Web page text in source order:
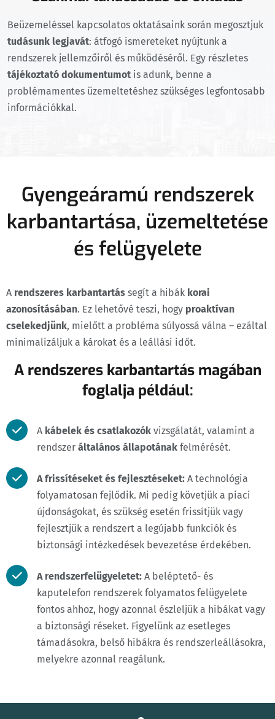
Beüzemeléssel kapcsolatos oktatásaink során megosztjuk
tudásunk legjavát: átfogó ismereteket nyújtunk a
rendszerek jellemzőiről és működéséről. Egy részletes
tájékoztató dokumentumot is adunk, benne a
problémamentes üzemeltetéshez szükséges legfontosabb
információkkal.
Gyengeáramú rendszerek
karbantartása, üzemeltetése
és felügyelete
A rendszeres karbantartás segít a hibák korai
azonosításában. Ez lehetővé teszi, hogy proaktívan
cselekedjünk, mielőtt a probléma súlyossá válna – ezáltal
minimalizáljuk a károkat és a leállási időt.
A rendszeres karbantartás magában
foglalja például:
A kábelek és csatlakozók vizsgálatát, valamint a
rendszer általános állapotának felmérését.
A frissítéseket és fejlesztéseket: A technológia
folyamatosan fejlődik. Mi pedig követjük a piaci
újdonságokat, és szükség esetén frissítjük vagy
fejlesztjük a rendszert a legújabb funkciók és
biztonsági intézkedések bevezetése érdekében.
A rendszerfelügyeletet: A beléptető- és
kaputelefon rendszerek folyamatos felügyelete
fontos ahhoz, hogy azonnal észleljük a hibákat vagy
a biztonsági réseket. Figyelünk az esetleges
támadásokra, belső hibákra és rendszerleállásokra,
melyekre azonnal reagálunk.